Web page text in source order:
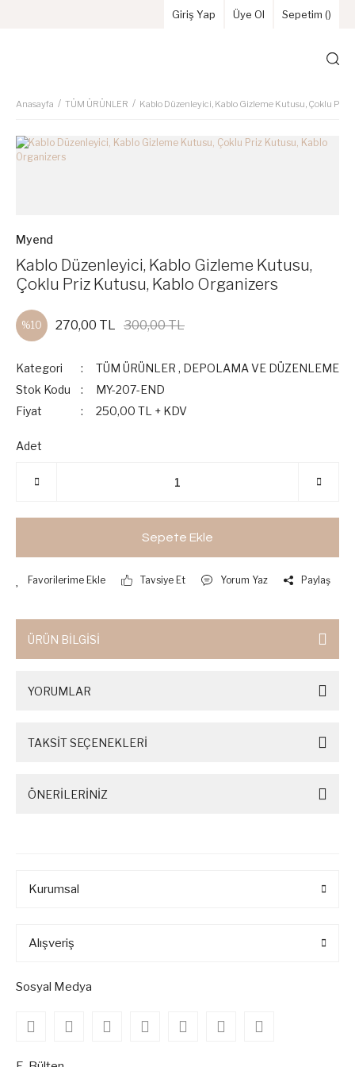
Giriş Yap Üye Ol Sepetim ()
Anasayfa TÜM ÜRÜNLER Kablo Düzenleyici, Kablo Gizleme Kutusu, Çoklu Priz
Myend
Kablo Düzenleyici, Kablo Gizleme Kutusu,
Çoklu Priz Kutusu, Kablo Organizers
%10 270,00 TL 300,00 TL
Kategori TÜM ÜRÜNLER , DEPOLAMA VE DÜZENLEME
Stok Kodu
MY-207-END
Fiyat
250,00 TL + KDV
Adet
Sepete Ekle
Tavsiye Et Yorum Yaz Paylaş
ÜRÜN BİLGİSİ
YORUMLAR
TAKSİT SEÇENEKLERİ
ÖNERİLERİNİZ
Kurumsal
Alışveriş
Sosyal Medya